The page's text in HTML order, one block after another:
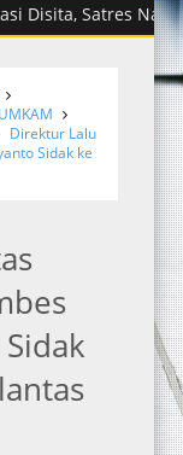
Satres Narkoba
Direktur Lalu
Sidak ke